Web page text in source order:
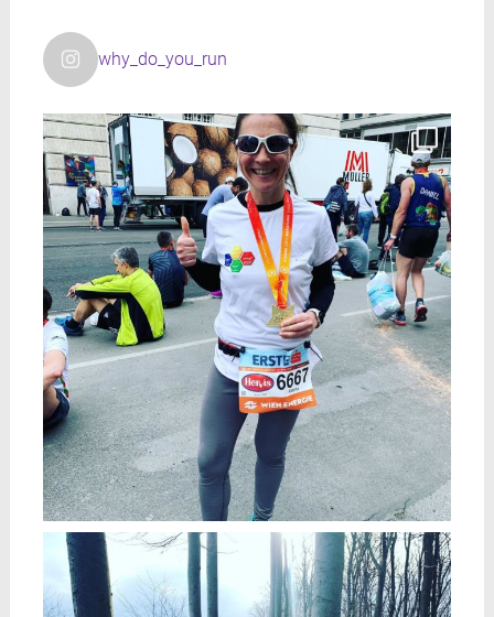
why_do_you_run